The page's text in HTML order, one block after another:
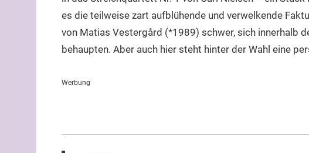
es die teilweise zart aufblühende und verwelkende
von Matias Vestergård (*1989) schwer, sich innerhalb
behaupten. Aber auch hier steht hinter der Wahl eine
Werbung